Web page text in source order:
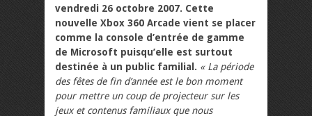
vendredi 26 octobre 2007. Cette
nouvelle Xbox 360 Arcade vient se placer
comme la console d’entrée de gamme
de Microsoft puisqu’elle est surtout
destinée à un public familial. « La période
des fêtes de fin d’année est le bon moment
pour mettre un coup de projecteur sur les
jeux et contenus familiaux que nous